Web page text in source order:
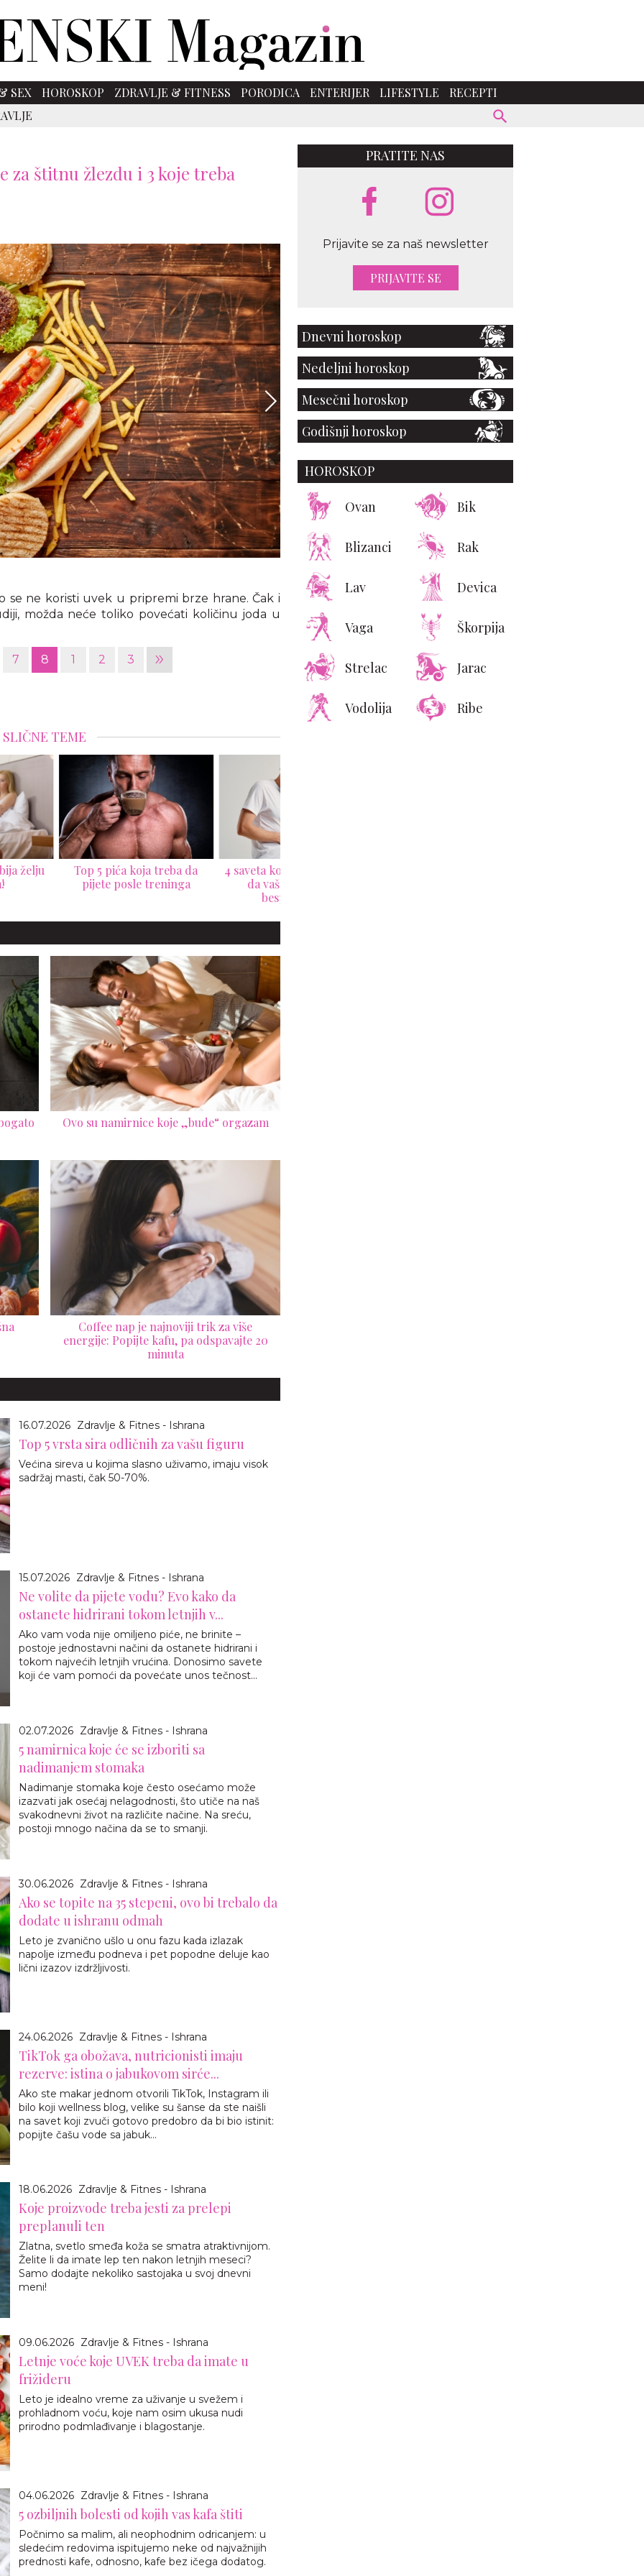
SEX HOROSKOP ZDRAVLJE & FITNESS PORODICA ENTERIJER LIFESTYLE
RECEPTI
za štitnu žlezdu i 3 koje treba
se ne koristi uvek u pripremi brze hrane. Čak i
možda neće toliko povećati količinu joda u
7 8 1 2 3 »
SLIČNE TEME
5 pića koja treba da
posle treninga
4 saveta koji će vam pomoći
da vaš stomak radi
Ovo su namirnice koje „bude“ orgazam
Coffee nap je najnoviji trik za više
energije: Popijte kafu, pa odspavajte 20
minuta
16.07.2026 Zdravlje & Fitnes - Ishrana
Top 5 vrsta sira odličnih za vašu figuru
Većina sireva u kojima slasno uživamo, imaju visok
sadržaj masti, čak 50-70%.
15.07.2026 Zdravlje & Fitnes - Ishrana
Ne volite da pijete vodu? Evo kako da
ostanete hidrirani tokom letnjih v...
Ako vam voda nije omiljeno piće, ne brinite –
postoje jednostavni načini da ostanete hidrirani i
tokom najvećih letnjih vrućina. Donosimo savete
koji će vam pomoći da povećate unos tečnost...
02.07.2026 Zdravlje & Fitnes - Ishrana
5 namirnica koje će se izboriti sa
nadimanjem stomaka
Nadimanje stomaka koje često osećamo može
izazvati jak osećaj nelagodnosti, što utiče na naš
svakodnevni život na različite načine. Na sreću,
postoji mnogo načina da se to smanji.
30.06.2026 Zdravlje & Fitnes - Ishrana
Ako se topite na 35 stepeni, ovo bi trebalo da
dodate u ishranu odmah
Leto je zvanično ušlo u onu fazu kada izlazak
napolje između podneva i pet popodne deluje kao
lični izazov izdržljivosti.
24.06.2026 Zdravlje & Fitnes - Ishrana
TikTok ga obožava, nutricionisti imaju
rezerve: istina o jabukovom sirće...
Ako ste makar jednom otvorili TikTok, Instagram ili
bilo koji wellness blog, velike su šanse da ste naišli
na savet koji zvuči gotovo predobro da bi bio istinit:
popijte čašu vode sa jabuk...
18.06.2026 Zdravlje & Fitnes - Ishrana
Koje proizvode treba jesti za prelepi
preplanuli ten
Zlatna, svetlo smeđa koža se smatra atraktivnijom.
Želite li da imate lep ten nakon letnjih meseci?
Samo dodajte nekoliko sastojaka u svoj dnevni
meni!
09.06.2026 Zdravlje & Fitnes - Ishrana
Letnje voće koje UVEK treba da imate u
frižideru
Leto je idealno vreme za uživanje u svežem i
prohladnom voću, koje nam osim ukusa nudi
prirodno podmlađivanje i blagostanje.
04.06.2026 Zdravlje & Fitnes - Ishrana
5 ozbiljnih bolesti od kojih vas kafa štiti
Počnimo sa malim, ali neophodnim odricanjem: u
sledećim redovima ispitujemo neke od najvažnijih
prednosti kafe, odnosno, kafe bez ičega dodatog.
PRATITE NAS
Prijavite se za naš newsletter
PRIJAVITE SE
Dnevni horoskop
Nedeljni horoskop
Mesečni horoskop
Godišnji horoskop
HOROSKOP
Ovan Bik
Blizanci Rak
Lav Devica
Vaga Škorpija
Strelac Jarac
Vodolija Ribe